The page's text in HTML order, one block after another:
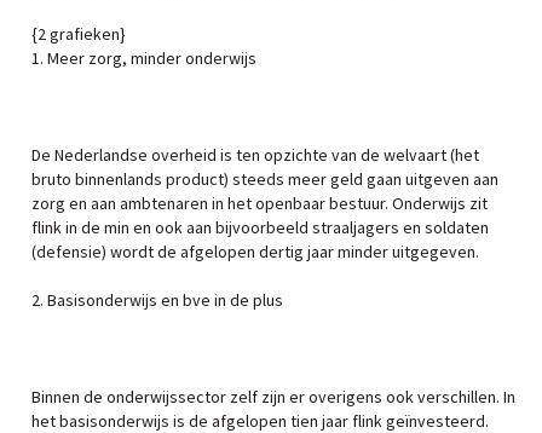
{2 grafieken}
1. Meer zorg, minder onderwijs
De Nederlandse overheid is ten opzichte van de welvaart (het
bruto binnenlands product) steeds meer geld gaan uitgeven aan
zorg en aan ambtenaren in het openbaar bestuur. Onderwijs zit
flink in de min en ook aan bijvoorbeeld straaljagers en soldaten
(defensie) wordt de afgelopen dertig jaar minder uitgegeven.
2. Basisonderwijs en bve in de plus
Binnen de onderwijssector zelf zijn er overigens ook verschillen. In
het basisonderwijs is de afgelopen tien jaar flink geïnvesteerd.